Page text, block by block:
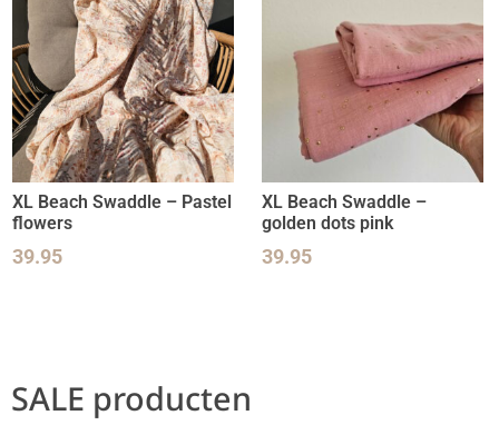
XL Beach Swaddle – Pastel
flowers
39.95
XL Beach Swaddle –
golden dots pink
39.95
SALE producten